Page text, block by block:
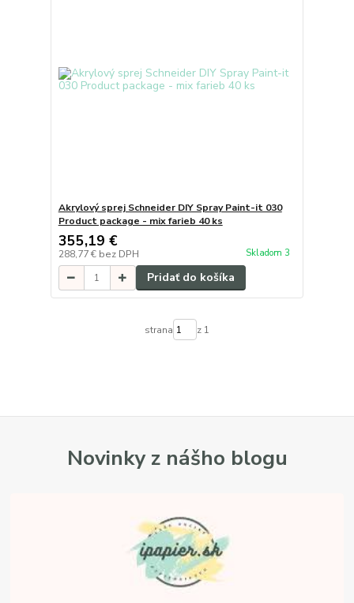
Akrylový sprej Schneider DIY Spray Paint-it 030
Product package - mix farieb 40 ks
355,19 €
288,77 € bez DPH Skladom 3
Pridať do košíka
strana z 1
Novinky z nášho blogu